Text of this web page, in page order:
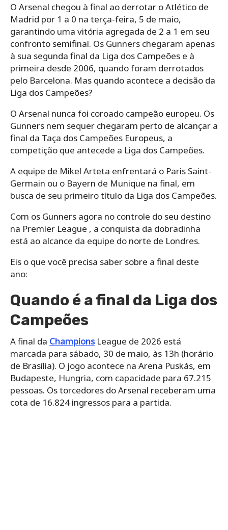
O Arsenal chegou à final ao derrotar o Atlético de
Madrid por 1 a 0 na terça-feira, 5 de maio,
garantindo uma vitória agregada de 2 a 1 em seu
confronto semifinal. Os Gunners chegaram apenas
à sua segunda final da Liga dos Campeões e à
primeira desde 2006, quando foram derrotados
pelo Barcelona. Mas quando acontece a decisão da
Liga dos Campeões?
O Arsenal nunca foi coroado campeão europeu. Os
Gunners nem sequer chegaram perto de alcançar a
final da Taça dos Campeões Europeus, a
competição que antecede a Liga dos Campeões.
A equipe de Mikel Arteta enfrentará o Paris Saint-
Germain ou o Bayern de Munique na final, em
busca de seu primeiro título da Liga dos Campeões.
Com os Gunners agora no controle do seu destino
na Premier League , a conquista da dobradinha
está ao alcance da equipe do norte de Londres.
Eis o que você precisa saber sobre a final deste
ano:
Quando é a final da Liga dos
Campeões
A final da ChampionsLeague de 2026 está
marcada para sábado, 30 de maio, às 13h (horário
de Brasília). O jogo acontece na Arena Puskás, em
Budapeste, Hungria, com capacidade para 67.215
pessoas. Os torcedores do Arsenal receberam uma
cota de 16.824 ingressos para a partida.